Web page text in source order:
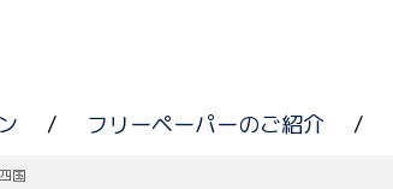
/ フリーペーパーのご紹介 /
四国